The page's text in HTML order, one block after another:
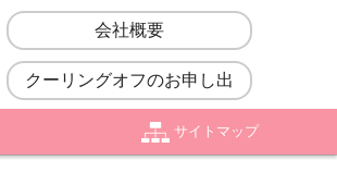
会社概要
クーリングオフのお申し出
サイトマップ